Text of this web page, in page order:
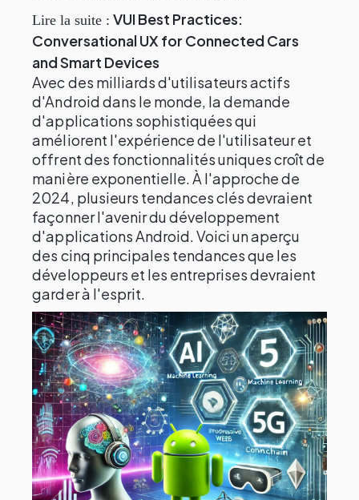
Lire la suite : VUI Best Practices:
Conversational UX for Connected Cars
and Smart Devices
Avec des milliards d'utilisateurs actifs
d'Android dans le monde, la demande
d'applications sophistiquées qui
améliorent l'expérience de l'utilisateur et
offrent des fonctionnalités uniques croît de
manière exponentielle. À l'approche de
2024, plusieurs tendances clés devraient
façonner l'avenir du développement
d'applications Android. Voici un aperçu
des cinq principales tendances que les
développeurs et les entreprises devraient
garder à l'esprit.